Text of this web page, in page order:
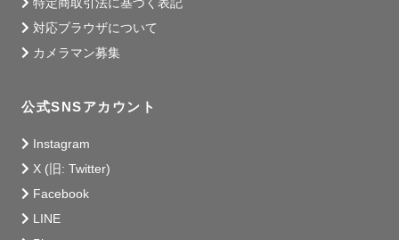
--- 最後に ---
安定したクオリティかつ自然な表情を撮影して欲しい！
という方は是非まほぉをご指名ください。
皆様のご依頼を心よりお待ちしております🕊
特定商取引法に基づく表記
対応ブラウザについて
カメラマン募集
公式SNSアカウント
Instagram
X (旧: Twitter)
Facebook
LINE